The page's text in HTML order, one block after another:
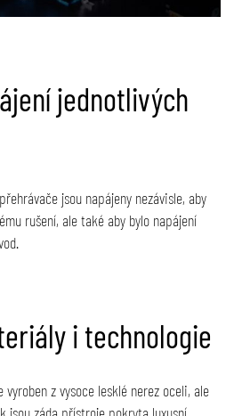
jednotlivých
jsou napájeny nezávisle, aby
rušení, ale také aby bylo napájení
i technologie
vyroben z vysoce lesklé nerez oceli, ale